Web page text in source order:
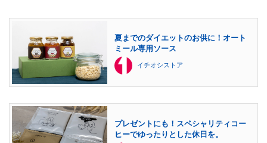
夏までのダイエットのお供に！オート
ミール専用ソース
イチオシストア
プレゼントにも！スペシャリティコー
ヒーでゆったりとした休日を。